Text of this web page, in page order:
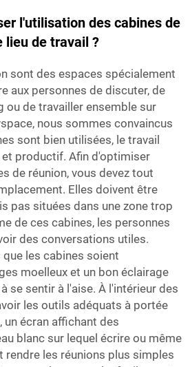
l'utilisation des cabines de
lieu de travail ?
sont des espaces spécialement
aux personnes de discuter, de
ou de travailler ensemble sur
nous sommes convaincus
sont bien utilisées, le travail
productif. Afin d'optimiser
de réunion, vous devez tout
Elles doivent être
pas situées dans une zone trop
de ces cabines, les personnes
des conversations utiles.
que les cabines soient
moelleux et un bon éclairage
se sentir à l'aise. À l'intérieur des
les outils adéquats à portée
un écran affichant des
blanc sur lequel écrire ou même
rendre les réunions plus simples